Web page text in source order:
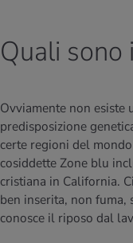
Quali sono
Ovviamente non esiste
predisposizione
certe regioni del
cosiddette Zone blu
cristiana in California.
ben inserita, non
conosce il riposo dal